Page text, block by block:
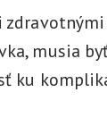
musia
ku